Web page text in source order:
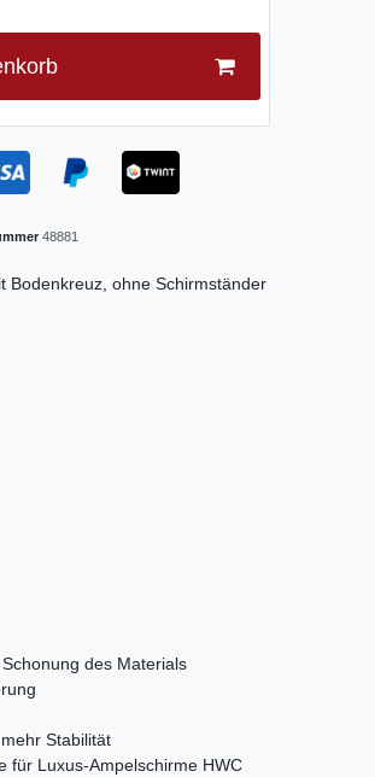
48881
Bodenkreuz, ohne Schirmständer
des Materials
Stabilität
für Luxus-Ampelschirme HWC